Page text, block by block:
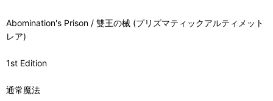
Abomination's Prison / 雙王の械 (プリズマティックアルティメット
レア)
1st Edition
通常魔法